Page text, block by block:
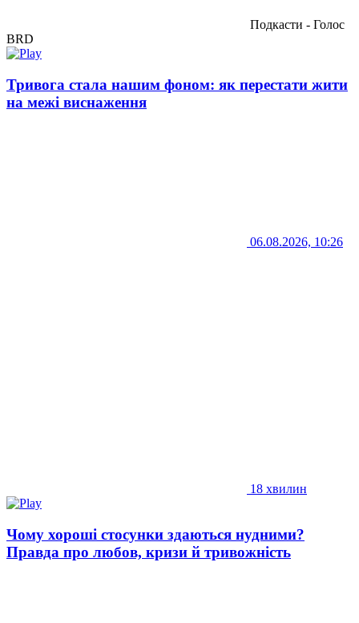
Подкасти - Голос
BRD
Тривога стала нашим фоном: як перестати жити
на межі виснаження
06.08.2026, 10:26
18 хвилин
Чому хороші стосунки здаються нудними?
Правда про любов, кризи й тривожність